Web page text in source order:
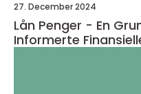
27. December 2024
Lån Penger - En
Informerte